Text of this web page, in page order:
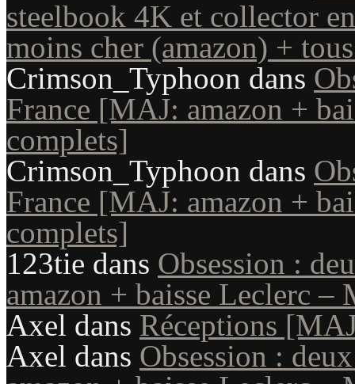
steelbook 4K et collector
moins cher (amazon) +
Crimson_Typhoon dans
France [MAJ: amazon +
complets]
Crimson_Typhoon dans
France [MAJ: amazon +
complets]
123tie dans Obsession :
amazon + baisse Leclerc
Axel dans Réceptions
Axel dans Obsession :